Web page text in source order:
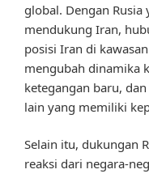
global. Dengan
mendukung Iran,
posisi Iran di
mengubah dinamika
ketegangan baru,
lain yang memiliki
Selain itu, dukungan
reaksi dari negara-